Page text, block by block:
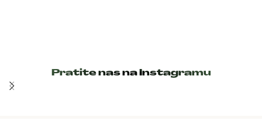
Pratite nas na Instagramu